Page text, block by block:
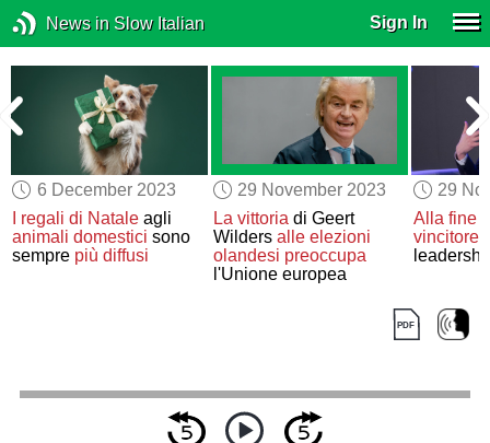
News in Slow Italian Sign In
6 December 2023
I regali di Natale agli
animali domestici sono
sempre più diffusi
29 November 2023
La vittoriadi Geert
Wilders alle elezioni
olandesi preoccupa
l'Unione europea
29
Alla fine
vincitore